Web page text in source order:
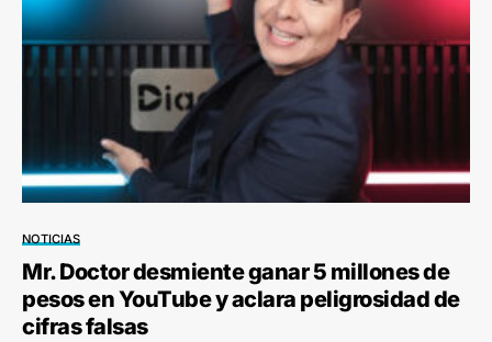
NOTICIAS
Mr. Doctor desmiente ganar 5 millones de
pesos en YouTube y aclara peligrosidad de
cifras falsas